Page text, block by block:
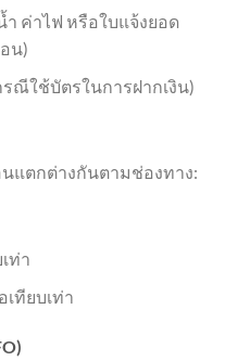
ค่าไฟ หรือใบแจ้งยอด
น)
ณีใช้บัตรในการฝากเงิน)
แตกต่างกันตามช่องทาง:
ท่า
ทียบเท่า